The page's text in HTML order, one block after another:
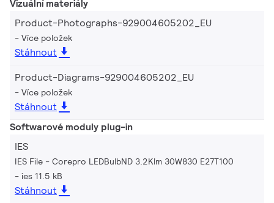
Vizuální materiály
Product-Photographs-929004605202_EU
Více položek
Stáhnout
Product-Diagrams-929004605202_EU
Více položek
Stáhnout
Softwarové moduly plug-in
IES
IES File - Corepro LEDBulbND 3.2Klm 30W830 E27T100
ies 11.5 kB
Stáhnout